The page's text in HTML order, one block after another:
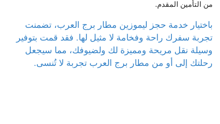
من التأمين المقدم.
باختيار خدمة حجز ليموزين مطار برج العرب، تضمنت
تجربة سفرك راحة وفخامة لا مثيل لها. فقد قمت بتوفير
وسيلة نقل مريحة ومميزة لك ولضيوفك، مما سيجعل
رحلتك إلى أو من مطار برج العرب تجربة لا تُنسى.